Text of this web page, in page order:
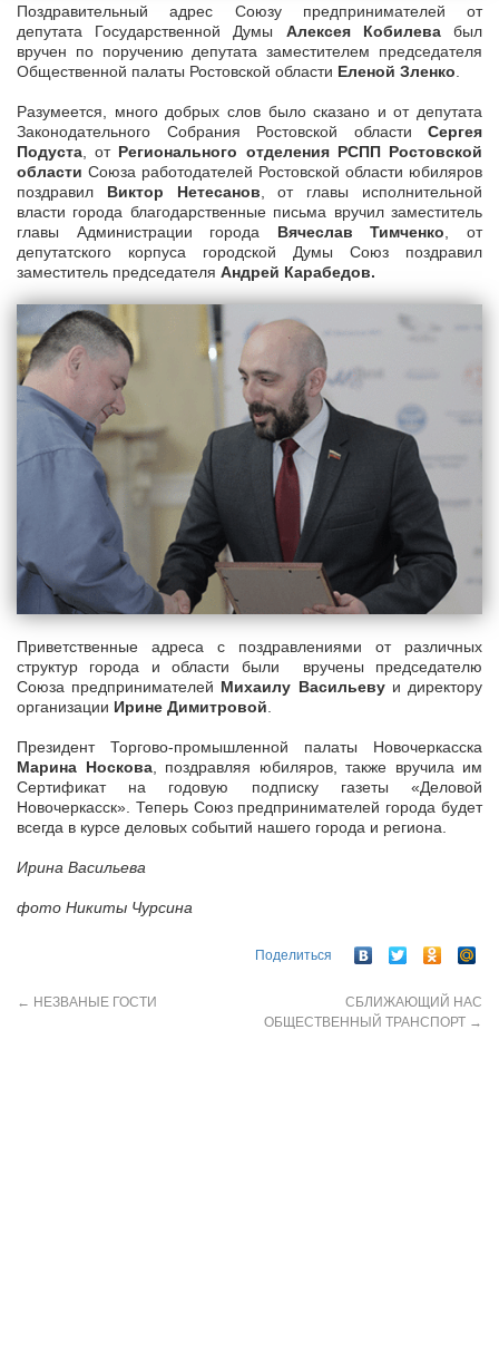
Поздравительный адрес Союзу предпринимателей от
депутата Государственной Думы Алексея Кобилевабыл
вручен по поручению депутата заместителем председателя
Общественной палаты Ростовской области Еленой Зленко
Разумеется, много добрых слов было сказано и от депутата
Законодательного Собрания Ростовской области Сергея
Подуста , от Регионального отделения РСПП Ростовской
области Союза работодателей Ростовской области юбиляров
поздравил Виктор Нетесанов , от главы исполнительной
власти города благодарственные письма вручил заместитель
главы Администрации города Вячеслав Тимченко , от
депутатского корпуса городской Думы Союз поздравил
заместитель председателя Андрей Карабедов.
Приветственные адреса с поздравлениями от различных
структур города и области были вручены председателю
Союза предпринимателей Михаилу Васильевуи директору
организации Ирине Димитровой.
Президент Торгово-промышленной палаты Новочеркасска
Марина Носкова, поздравляя юбиляров, также вручила им
Сертификат на годовую подписку газеты «Деловой
Новочеркасск». Теперь Союз предпринимателей города будет
всегда в курсе деловых событий нашего города и региона.
Ирина Васильева
фото Никиты Чурсина
Поделиться
← НЕЗВАНЫЕ ГОСТИ
СБЛИЖАЮЩИЙ НАС
ОБЩЕСТВЕННЫЙ ТРАНСПОРТ →